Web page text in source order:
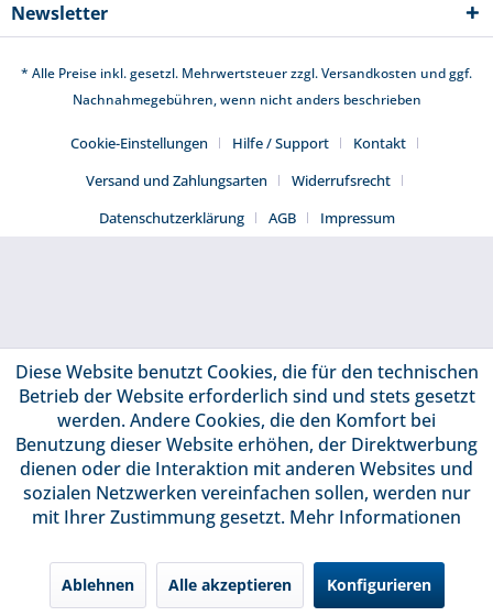
Newsletter
* Alle Preise inkl. gesetzl. Mehrwertsteuer zzgl.Versandkosten und ggf.
Nachnahmegebühren, wenn nicht anders beschrieben
Cookie-Einstellungen Hilfe / Support
Kontakt
Versand und Zahlungsarten
Widerrufsrecht
Datenschutzerklärung
AGB Impressum
Diese Website benutzt Cookies, die für den technischen
Betrieb der Website erforderlich sind und stets gesetzt
werden. Andere Cookies, die den Komfort bei
Benutzung dieser Website erhöhen, der Direktwerbung
dienen oder die Interaktion mit anderen Websites und
sozialen Netzwerken vereinfachen sollen, werden nur
mit Ihrer Zustimmung gesetzt. Mehr Informationen
Ablehnen Alle akzeptieren Konfigurieren